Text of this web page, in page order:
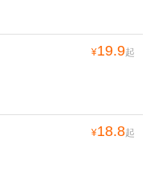
¥19.9起
¥18.8起